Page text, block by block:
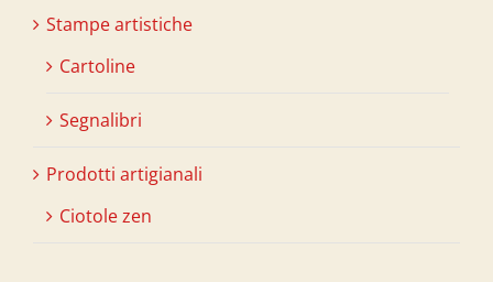
Stampe artistiche
Cartoline
Segnalibri
Prodotti artigianali
Ciotole zen